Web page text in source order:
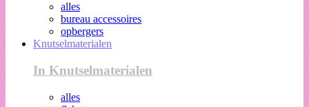
alles
bureau accessoires
opbergers
Knutselmaterialen
In Knutselmaterialen
alles